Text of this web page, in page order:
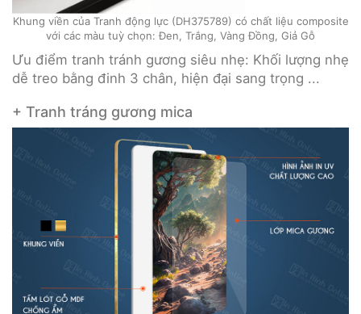
Khung viền của Tranh động lực (DH375789) có chất liệu composite
với các màu tuỳ chọn: Đen, Trắng, Vàng Đồng, Giả Gỗ
Ưu điểm tranh tránh gương siêu nhẹ: Khối lượng nhẹ
dễ treo bằng đinh 3 chân, hiện đại sang trọng ...
+ Tranh tráng gương mica